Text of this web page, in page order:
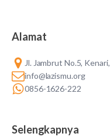
Alamat
Jl. Jambrut No.5,
info@lazismu.org
0856-1626-222
Selengkapnya